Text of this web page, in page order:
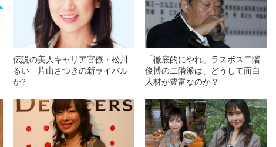
伝説の美人キャリア官僚・松川
るい 片山さつきの新ライバル
か?
「徹底的にやれ」ラスボス二階
俊博の二階派は、どうして面白
人材が豊富なのか？